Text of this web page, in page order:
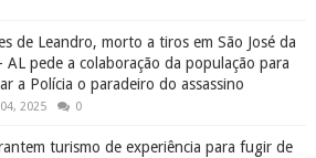
de Leandro, morto a tiros em São José da
AL pede a colaboração da população para
a Polícia o paradeiro do assassino
2025 0
turismo de experiência para fugir de